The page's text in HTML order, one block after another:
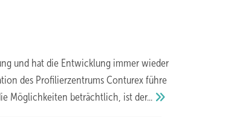
und hat die Entwicklung immer wieder
des Profilierzentrums Conturex führe
Möglichkeiten beträchtlich, istder...